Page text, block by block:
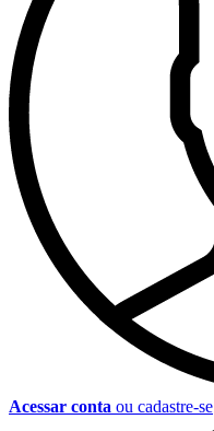
Acessar conta ou cadastre-se